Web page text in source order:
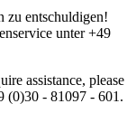
zu entschuldigen!
unter +49
assistance, please
(0)30 - 81097 - 601.